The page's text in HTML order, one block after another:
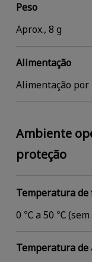
Peso
Aprox., 8 g
Alimentação
Alimentação por
Ambiente
proteção
Temperatura
0 ℃ a 50 ℃ (sem
Temperatura